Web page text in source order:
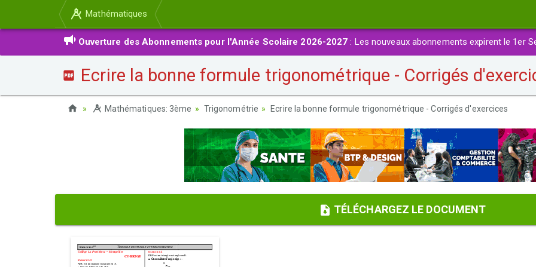
Mathématiques
Ouverture des Abonnements pour l'Année Scolaire 2026-2027 : Les nouveaux abonnements expirent le 1er
Ecrire la bonne formule trigonométrique - Corrigés
Mathématiques: 3ème Trigonométrie Ecrire la bonne formule trigonométrique - Corrigés d'exercices
TÉLÉCHARGEZ LE DOCUMENT